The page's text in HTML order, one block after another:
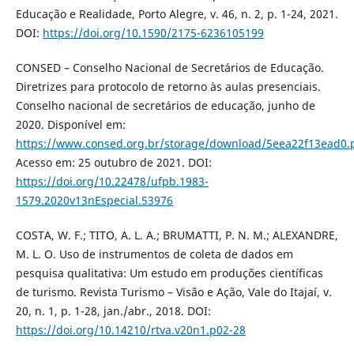
Educação e Realidade, Porto Alegre, v. 46, n. 2, p. 1-24, 2021.
DOI: https://doi.org/10.1590/2175-6236105199
CONSED – Conselho Nacional de Secretários de Educação.
Diretrizes para protocolo de retorno às aulas presenciais.
Conselho nacional de secretários de educação, junho de
2020. Disponível em:
https://www.consed.org.br/storage/download/
Acesso em: 25 outubro de 2021. DOI:
https://doi.org/10.22478/ufpb.1983-
1579.2020v13nEspecial.53976
COSTA, W. F.; TITO, A. L. A.; BRUMATTI, P. N. M.; ALEXANDRE,
M. L. O. Uso de instrumentos de coleta de dados em
pesquisa qualitativa: Um estudo em produções científicas
de turismo. Revista Turismo – Visão e Ação, Vale do Itajaí, v.
20, n. 1, p. 1-28, jan./abr., 2018. DOI:
https://doi.org/10.14210/rtva.v20n1.p02-28